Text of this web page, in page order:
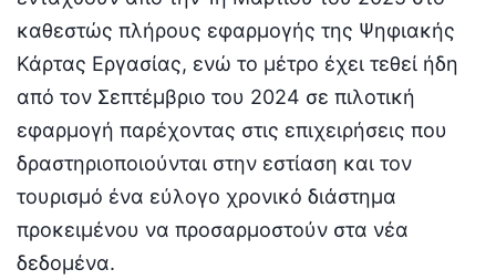
καθεστώς πλήρους εφαρμογής της Ψηφιακής
Κάρτας Εργασίας, ενώ το μέτρο έχει τεθεί ήδη
από τον Σεπτέμβριο του 2024 σε πιλοτική
εφαρμογή παρέχοντας στις επιχειρήσεις που
δραστηριοποιούνται στην εστίαση και τον
τουρισμό ένα εύλογο χρονικό διάστημα
προκειμένου να προσαρμοστούν στα νέα
δεδομένα.